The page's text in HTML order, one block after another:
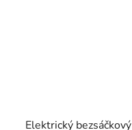
Elektrický bezsáčkový